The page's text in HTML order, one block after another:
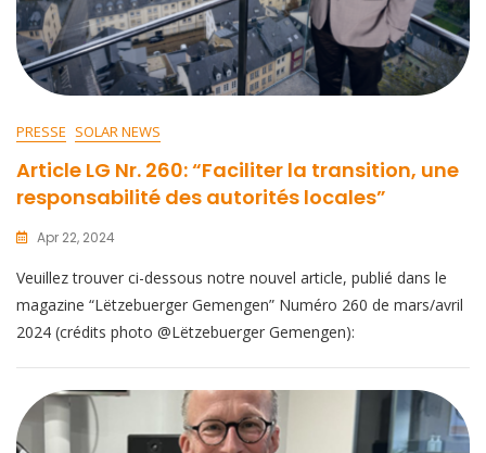
PRESSE SOLAR NEWS
Article LG Nr. 260: “Faciliter la transition, une
responsabilité des autorités locales”
Apr 22, 2024
Veuillez trouver ci-dessous notre nouvel article, publié dans le
magazine “Lëtzebuerger Gemengen” Numéro 260 de mars/avril
2024 (crédits photo @Lëtzebuerger Gemengen):